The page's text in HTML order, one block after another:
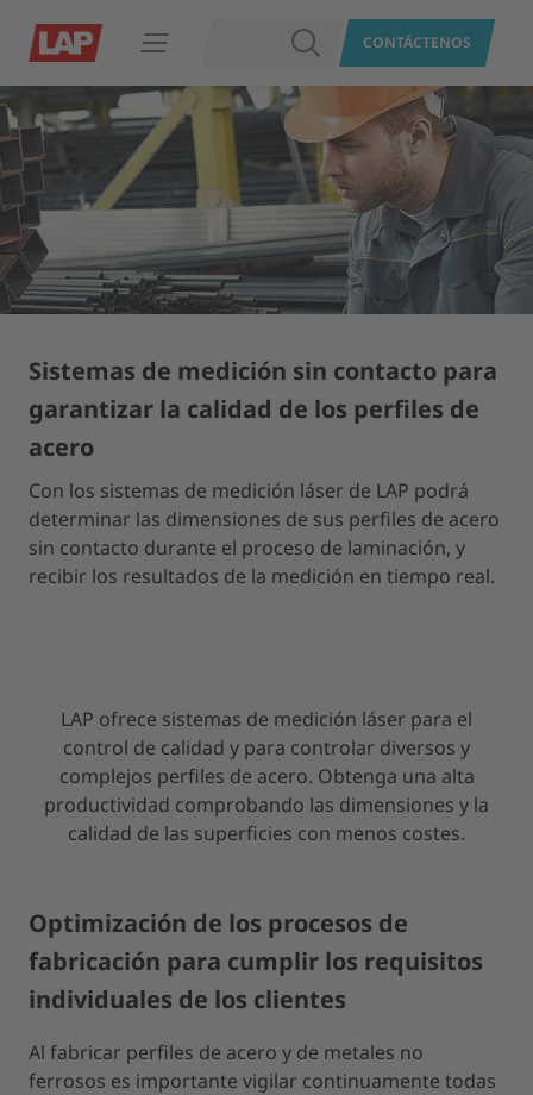
Abrir navegación BUSCARCONTÁCTENOS
Sistemas de medición sin contacto para
garantizar la calidad de los perfiles de
acero
Con los sistemas de medición láser de LAP podrá
determinar las dimensiones de sus perfiles de acero
sin contacto durante el proceso de laminación, y
recibir los resultados de la medición en tiempo real.
LAP ofrece sistemas de medición láser para el
control de calidad y para controlar diversos y
complejos perfiles de acero. Obtenga una alta
productividad comprobando las dimensiones y la
calidad de las superficies con menos costes.
Optimización de los procesos de
fabricación para cumplir los requisitos
individuales de los clientes
Al fabricar perfiles de acero y de metales no
ferrosos es importante vigilar continuamente todas